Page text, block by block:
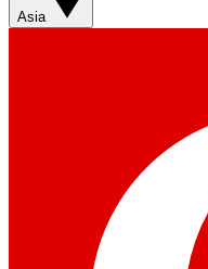
Asia